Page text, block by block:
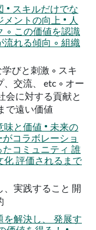
• スキルだけでな
ントの向上 • 人
◦ この価値を認識
流れる傾向 ◦ 組織
びと刺激 ◦ スキ
交流、 etc ◦ オー
会に対する貢献と
で遠い価値
と価値 • 未来の
コラボレーショ
たコミュニティ 誰
化 評価されるまで
実践すること 開
解決し、 発展す